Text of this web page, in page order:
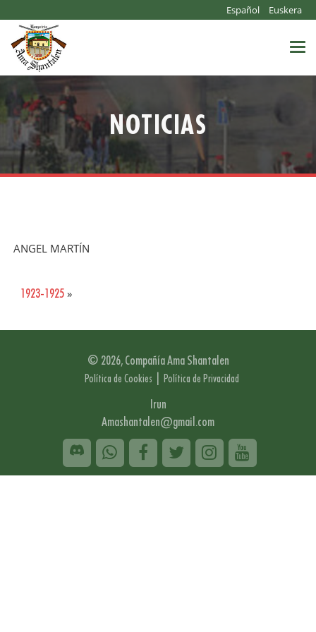
Español Euskera
NOTICIAS
ANGEL MARTÍN
1923-1925 »
© 2026, Compañía Ama Shantalen
Política de Cookies | Política de Privacidad
Irun
Amashantalen@gmail.com